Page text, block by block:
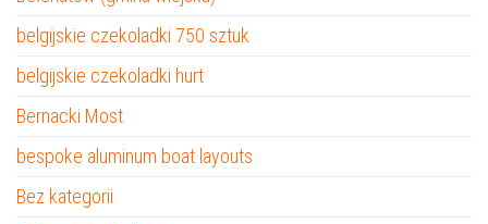
belgijskie czekoladki 750 sztuk
belgijskie czekoladki hurt
Bernacki Most
bespoke aluminum boat layouts
Bez kategorii